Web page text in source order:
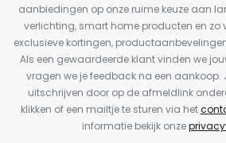
aanbiedingen op onze ruime keuze aan
verlichting, smart home producten en zo
exclusieve kortingen,
Als een gewaardeerde klant vinden we
vragen we je feedback na een aankoop.
uitschrijven door op de afmeldlink
klikken of een mailtje te sturen via het
informatie bekijk onze